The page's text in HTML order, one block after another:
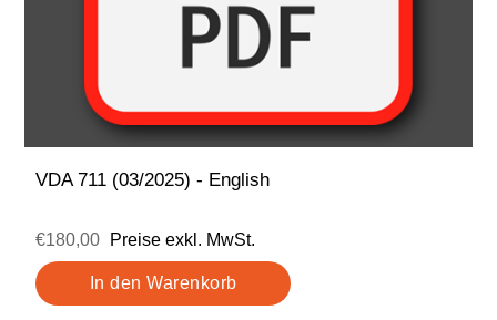
VDA 711 (03/2025) - English
€180,00 Preise exkl. MwSt.